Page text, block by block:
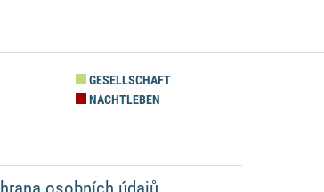
GESELLSCHAFT
NACHTLEBEN